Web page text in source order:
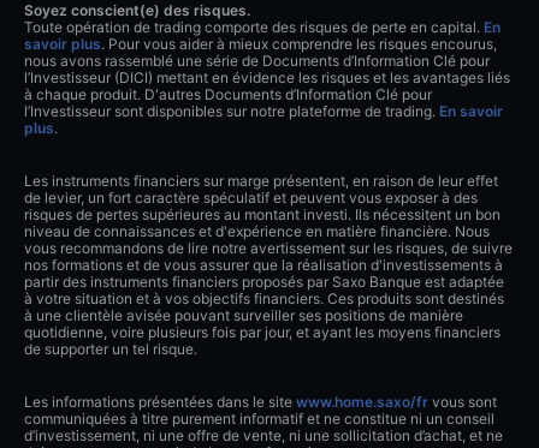
Soyez conscient(e) des risques.
Toute opération de trading comporte des risques de perte en capital. En
savoir plus. Pour vous aider à mieux comprendre les risques encourus,
nous avons rassemblé une série de Documents d’Information Clé pour
l’Investisseur (DICI) mettant en évidence les risques et les avantages liés
à chaque produit. D'autres Documents d’Information Clé pour
l’Investisseur sont disponibles sur notre plateforme de trading. En savoir
plus.
Les instruments financiers sur marge présentent, en raison de leur effet
de levier, un fort caractère spéculatif et peuvent vous exposer à des
risques de pertes supérieures au montant investi. Ils nécessitent un bon
niveau de connaissances et d'expérience en matière financière. Nous
vous recommandons de lire notre avertissement sur les risques, de suivre
nos formations et de vous assurer que la réalisation d'investissements à
partir des instruments financiers proposés par Saxo Banque est adaptée
à votre situation et à vos objectifs financiers. Ces produits sont destinés
à une clientèle avisée pouvant surveiller ses positions de manière
quotidienne, voire plusieurs fois par jour, et ayant les moyens financiers
de supporter un tel risque.
Les informations présentées dans le site www.home.saxo/fr vous sont
communiquées à titre purement informatif et ne constitue ni un conseil
d’investissement, ni une offre de vente, ni une sollicitation d’achat, et ne